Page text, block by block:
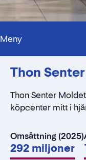
Meny
Thon
Thon Senter
köpcenter mitt i
Omsättning (2025)
292 miljoner